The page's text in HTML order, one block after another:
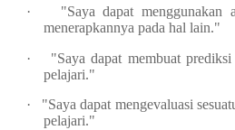
·
"Saya dapat menggunakan
menerapkannya pada hal lain."
·
"Saya dapat membuat
pelajari."
·
"Saya dapat mengevaluasi
pelajari."